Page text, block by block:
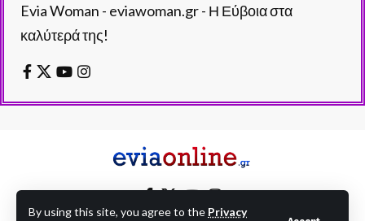
By using this site, you agree to the Privacy
Evia Woman - eviawoman.gr - Η Εύβοια στα
καλύτερά της!